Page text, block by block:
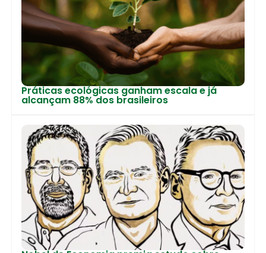
Práticas ecológicas ganham escala e já
alcançam 88% dos brasileiros